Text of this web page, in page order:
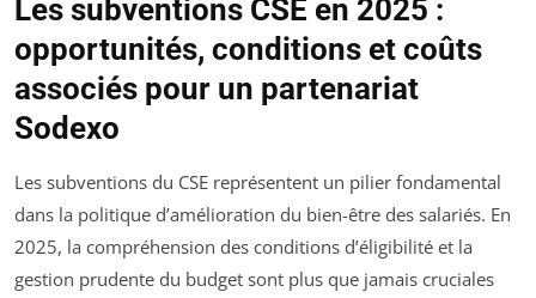
Les subventions CSE en 2025 :
opportunités, conditions et coûts
associés pour un partenariat
Sodexo
Les subventions du CSE représentent un pilier fondamental
dans la politique d’amélioration du bien-être des salariés. En
2025, la compréhension des conditions d’éligibilité et la
gestion prudente du budget sont plus que jamais cruciales